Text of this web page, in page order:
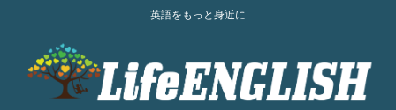
英語をもっと身近に